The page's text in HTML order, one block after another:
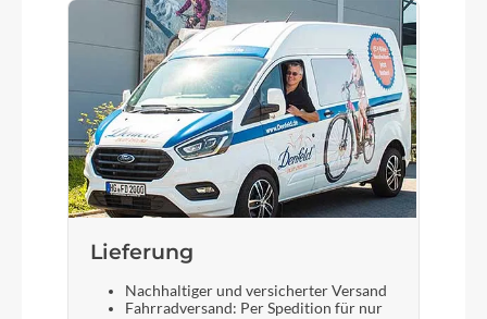
Lieferung
Nachhaltiger und versicherter Versand
Fahrradversand: Per Spedition für nur